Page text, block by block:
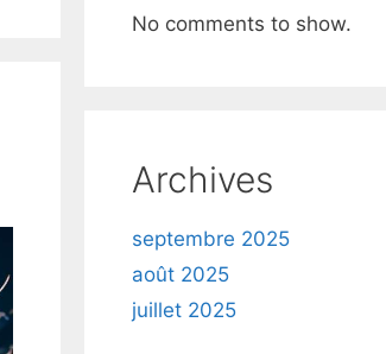
No comments to show.
Archives
septembre 2025
août 2025
juillet 2025